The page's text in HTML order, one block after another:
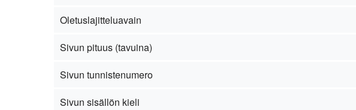
Uskonoppi
Kirkkotaide
Pyhät ihmiset
Suomen kirkko
Oletuslajitteluavain
Sivun pituus (tavuina)
Sivun tunnistenumero
Sivun sisällön kieli